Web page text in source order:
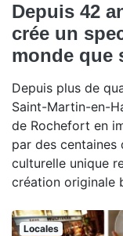
Depuis 42
crée un
monde que
Depuis plus de
Saint-Martin-en-
de Rochefort en
par des centaines
culturelle unique
création originale
Locales